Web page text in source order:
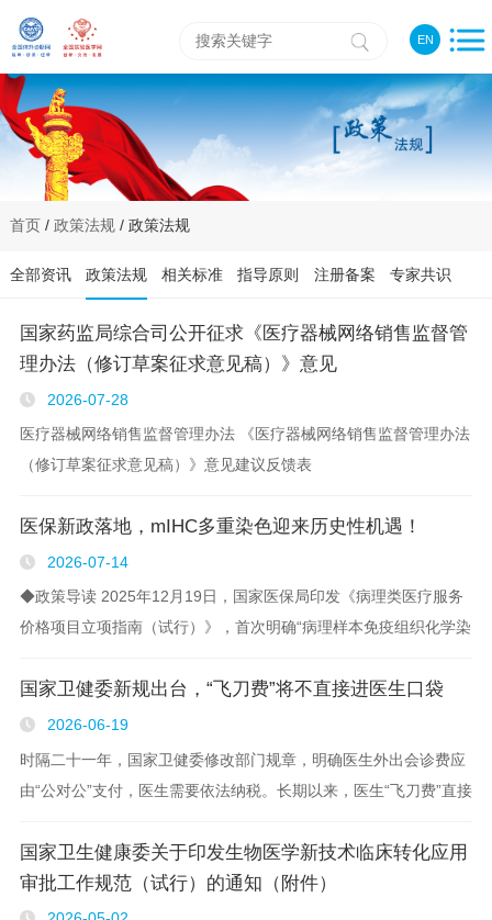
EN
首页/ 政策法规/ 政策法规
全部资讯 政策法规 相关标准 指导原则 注册备案 专家共识
国家药监局综合司公开征求《医疗器械网络销售监督管
理办法（修订草案征求意见稿）》意见
2026-07-28
医疗器械网络销售监督管理办法 《医疗器械网络销售监督管理办法
（修订草案征求意见稿）》意见建议反馈表
医保新政落地，mIHC多重染色迎来历史性机遇！
2026-07-14
◆政策导读 2025年12月19日，国家医保局印发《病理类医疗服务
价格项目立项指南（试行）》，首次明确“病理样本免疫组织化学染
技术规范（2023年版）》的政策铺垫..
国家卫健委新规出台，“飞刀费”将不直接进医生口袋
2026-06-19
时隔二十一年，国家卫健委修改部门规章，明确医生外出会诊费应
由“公对公”支付，医生需要依法纳税。长期以来，医生“飞刀费”直接
家卫生健康委关于修改和废止部分..
国家卫生健康委关于印发生物医学新技术临床转化应用
审批工作规范（试行）的通知（附件）